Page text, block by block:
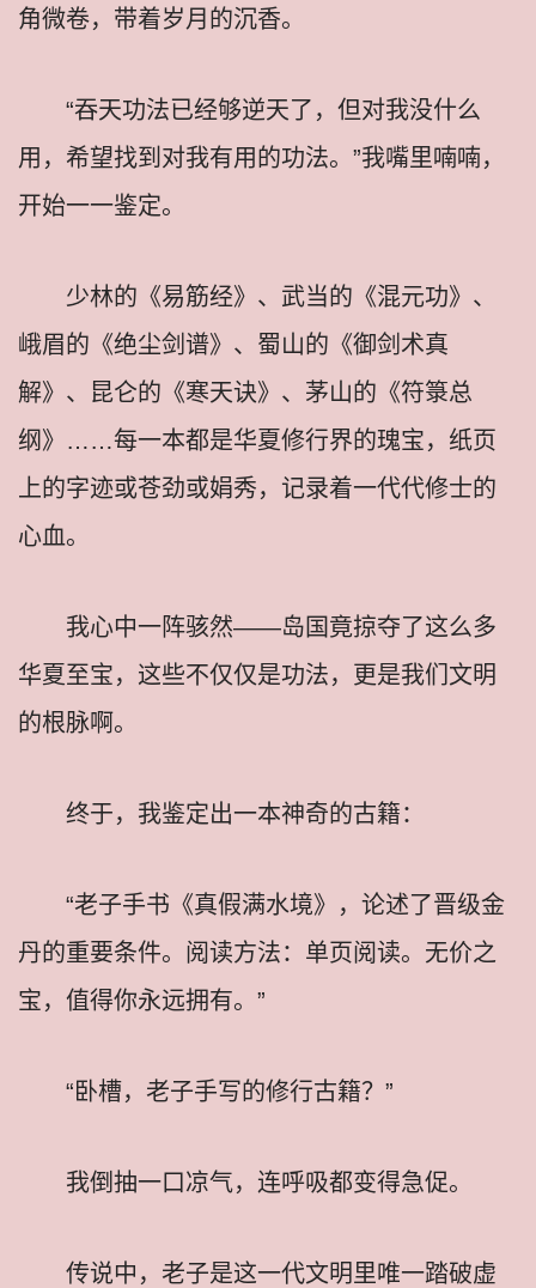
角微卷，带着岁月的沉香。
“吞天功法已经够逆天了，但对我没什么
用，希望找到对我有用的功法。”我嘴里喃喃，
开始一一鉴定。
少林的《易筋经》、武当的《混元功》、
峨眉的《绝尘剑谱》、蜀山的《御剑术真
解》、昆仑的《寒天诀》、茅山的《符箓总
纲》……每一本都是华夏修行界的瑰宝，纸页
上的字迹或苍劲或娟秀，记录着一代代修士的
心血。
我心中一阵骇然——岛国竟掠夺了这么多
华夏至宝，这些不仅仅是功法，更是我们文明
的根脉啊。
终于，我鉴定出一本神奇的古籍：
“老子手书《真假满水境》，论述了晋级金
丹的重要条件。阅读方法：单页阅读。无价之
宝，值得你永远拥有。”
“卧槽，老子手写的修行古籍？”
我倒抽一口凉气，连呼吸都变得急促。
传说中，老子是这一代文明里唯一踏破虚